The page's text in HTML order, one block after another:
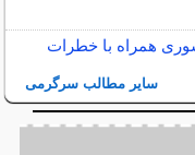
همراه با خطرات
سایر مطالب سرگرمی